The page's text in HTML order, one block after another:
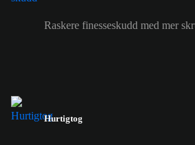
Raskere finesseskudd med mer
Hurtigtog